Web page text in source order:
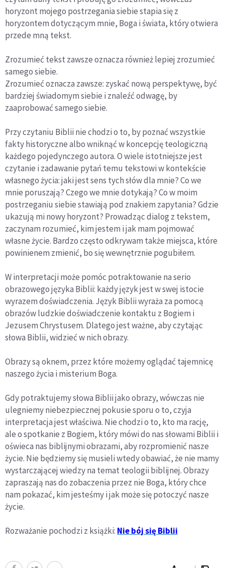
horyzont mojego postrzegania siebie stapia się z
horyzontem dotyczącym mnie, Boga i świata, który otwiera
przede mną tekst.
Zrozumieć tekst zawsze oznacza również lepiej zrozumieć
samego siebie.
Zrozumieć oznacza zawsze: zyskać nową perspektywę, być
bardziej świadomym siebie i znaleźć odwagę, by
zaaprobować samego siebie.
Przy czytaniu Biblii nie chodzi o to, by poznać wszystkie
fakty historyczne albo wniknąć w koncepcję teologiczną
każdego pojedynczego autora. O wiele istotniejsze jest
czytanie i zadawanie pytań temu tekstowi w kontekście
własnego życia: jaki jest sens tych słów dla mnie? Co we
mnie poruszają? Czego we mnie dotykają? Co w moim
postrzeganiu siebie stawiają pod znakiem zapytania? Gdzie
ukazują mi nowy horyzont? Prowadząc dialog z tekstem,
zaczynam rozumieć, kim jestem i jak mam pojmować
własne życie. Bardzo często odkrywam także miejsca, które
powinienem zmienić, bo się wewnętrznie pogubiłem.
W interpretacji może pomóc potraktowanie na serio
obrazowego języka Biblii: każdy język jest w swej istocie
wyrazem doświadczenia. Język Biblii wyraża za pomocą
obrazów ludzkie doświadczenie kontaktu z Bogiem i
Jezusem Chrystusem. Dlatego jest ważne, aby czytając
słowa Biblii, widzieć w nich obrazy.
Obrazy są oknem, przez które możemy oglądać tajemnicę
naszego życia i misterium Boga.
Gdy potraktujemy słowa Biblii jako obrazy, wówczas nie
ulegniemy niebezpiecznej pokusie sporu o to, czyja
interpretacja jest właściwa. Nie chodzi o to, kto ma rację,
ale o spotkanie z Bogiem, który mówi do nas słowami Biblii i
oświeca nas biblijnymi obrazami, aby rozpromienić nasze
życie. Nie będziemy się musieli wtedy obawiać, że nie mamy
wystarczającej wiedzy na temat teologii biblijnej. Obrazy
zapraszają nas do zobaczenia przez nie Boga, który chce
nam pokazać, kim jesteśmy i jak może się potoczyć nasze
życie.
Rozważanie pochodzi z książki: Nie bój się Biblii